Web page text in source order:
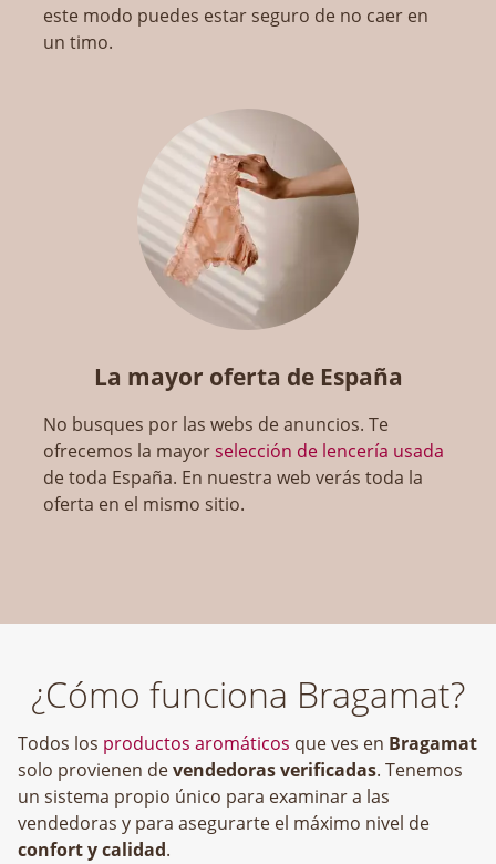
este modo puedes estar seguro de no caer en
un timo.
La mayor oferta de España
No busques por las webs de anuncios. Te
ofrecemos la mayorselección de lencería usada
de toda España. En nuestra web verás toda la
oferta en el mismo sitio.
¿Cómo funciona Bragamat?
Todos los productos aromáticos que ves en Bragamat
solo provienen devendedoras verificadas. Tenemos
un sistema propio único para examinar a las
vendedoras y para asegurarte el máximo nivel de
confort y calidad.